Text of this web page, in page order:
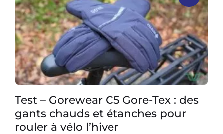
Test – Gorewear C5 Gore-Tex : des
gants chauds et étanches pour
rouler à vélo l’hiver